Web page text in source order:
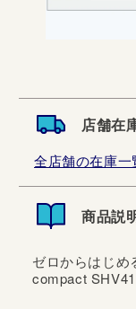
店舗在
全店舗の在庫一
商品説
ゼロからはじ
compact